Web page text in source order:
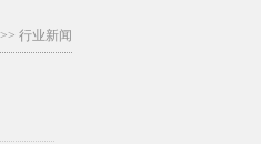
>> 行业新闻